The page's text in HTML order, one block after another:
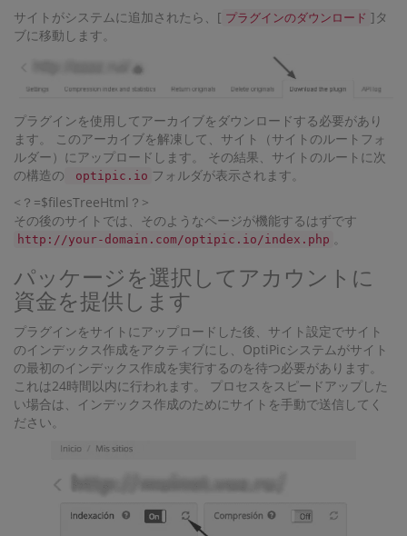
サイトがシステムに追加されたら、[ プラグインのダウンロード ]タ
ブに移動します。
プラグインを使用してアーカイブをダウンロードする必要があり
ます。 このアーカイブを解凍して、サイト（サイトのルートフォ
ルダー）にアップロードします。 その結果、サイトのルートに次
の構造の
optipic.io フォルダが表示されます。
<？=$filesTreeHtml？>
その後のサイトでは、そのようなページが機能するはずです
http://your-domain.com/optipic.io/index.php 。
パッケージを選択してアカウントに
資金を提供します
プラグインをサイトにアップロードした後、サイト設定でサイト
のインデックス作成をアクティブにし、OptiPicシステムがサイト
の最初のインデックス作成を実行するのを待つ必要があります。
これは24時間以内に行われます。 プロセスをスピードアップした
い場合は、インデックス作成のためにサイトを手動で送信してく
ださい。